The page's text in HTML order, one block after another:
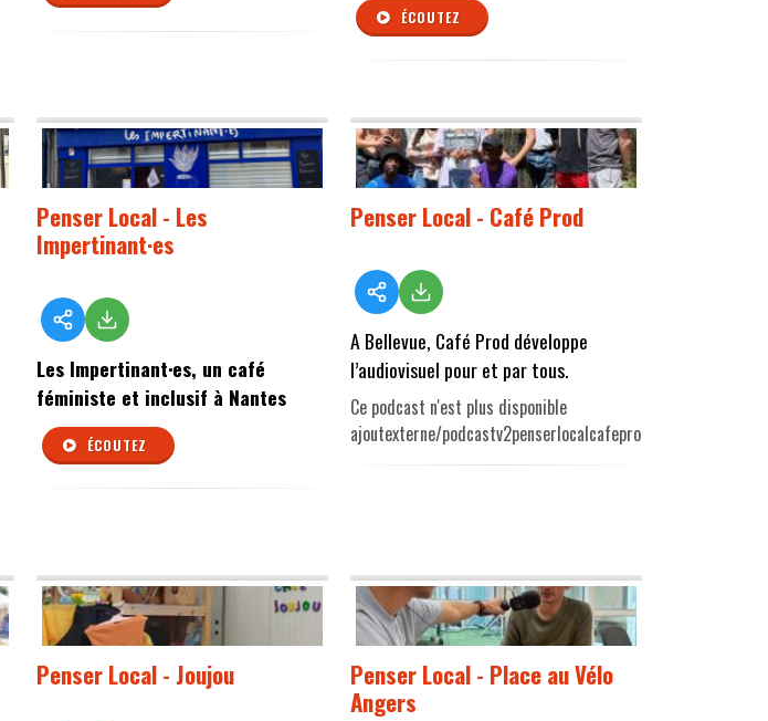
ÉCOUTEZ
Penser Local - Les
Impertinant·es
Les Impertinant·es, un café
féministe et inclusif à Nantes
ÉCOUTEZ
Penser Local - Café Prod
A Bellevue, Café Prod développe
l’audiovisuel pour et par tous.
Ce podcast n'est plus disponible
ajoutexterne/podcastv2penserlocalcafeprod.mp3
Penser Local - Joujou
Penser Local - Place au Vélo
Angers